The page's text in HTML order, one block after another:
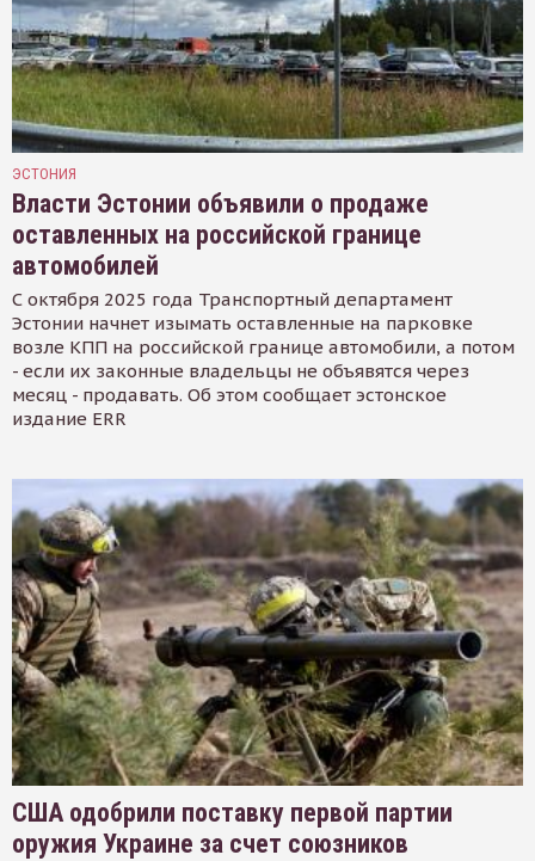
ЭСТОНИЯ
Власти Эстонии объявили о продаже
оставленных на российской границе
автомобилей
С октября 2025 года Транспортный департамент
Эстонии начнет изымать оставленные на парковке
возле КПП на российской границе автомобили, а потом
- если их законные владельцы не объявятся через
месяц - продавать. Об этом сообщает эстонское
издание ERR
США одобрили поставку первой партии
оружия Украине за счет союзников